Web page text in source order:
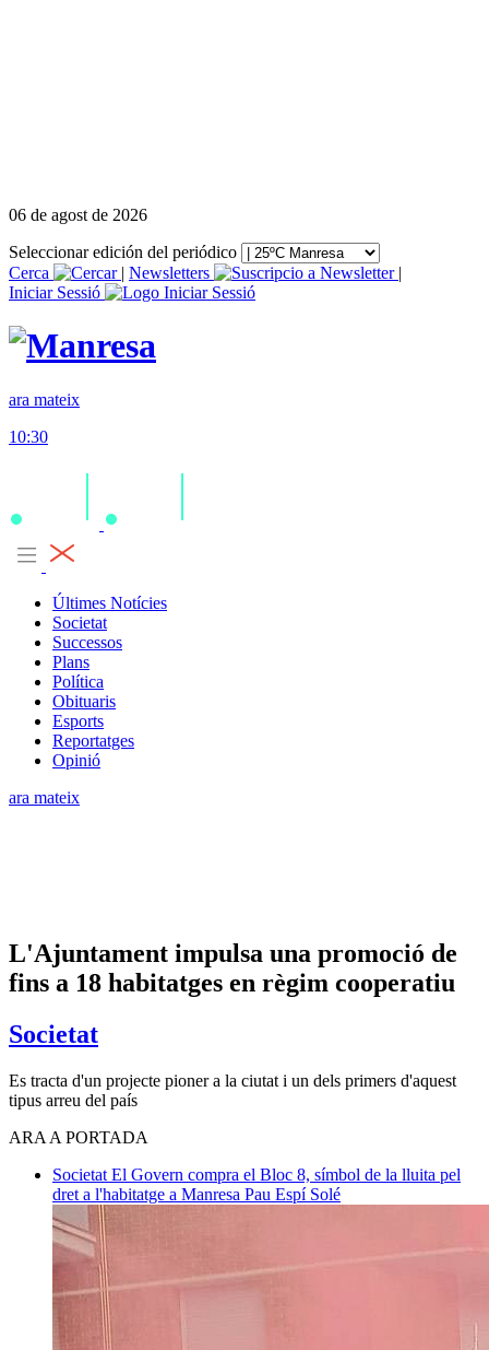
06 de agost de 2026
Seleccionar edición del periódico
Cerca
| Newsletters
|
Iniciar Sessió
ara mateix
10:30
Últimes Notícies
Societat
Successos
Plans
Política
Obituaris
Esports
Reportatges
Opinió
ara mateix
L'Ajuntament impulsa una promoció de
fins a 18 habitatges en règim cooperatiu
Societat
Es tracta d'un projecte pioner a la ciutat i un dels primers d'aquest
tipus arreu del país
ARA A PORTADA
Societat El Govern compra el Bloc 8, símbol de la lluita pel
dret a l'habitatge a Manresa Pau Espí Solé